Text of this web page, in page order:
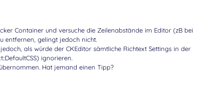
Container und versuche die Zeilenabstände im Editor (zB bei
entfernen, gelingt jedoch nicht.
als würde der CKEditor sämtliche Richtext Settings in der
ignorieren.
Hat jemand einen Tipp?